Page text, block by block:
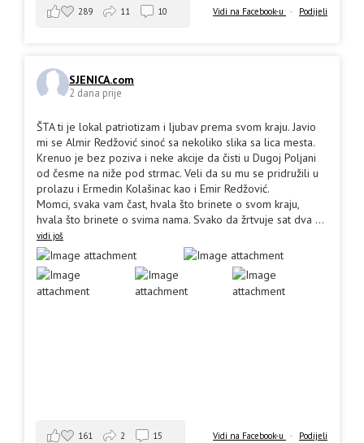
Vidi na Facebook-u · Podijeli
289 11 10
SJENICA.com
2 dana prije
ŠTA ti je lokal patriotizam i ljubav prema svom kraju. Javio
mi se Almir Redžović sinoć sa nekoliko slika sa lica mesta.
Krenuo je bez poziva i neke akcije da čisti u Dugoj Poljani
od česme na niže pod strmac. Veli da su mu se pridružili u
prolazu i Ermedin Kolašinac kao i Emir Redžović.
Momci, svaka vam čast, hvala što brinete o svom kraju,
hvala što brinete o svima nama. Svako da žrtvuje sat dva ...
vidi još
Vidi na Facebook-u · Podijeli
161 2 15